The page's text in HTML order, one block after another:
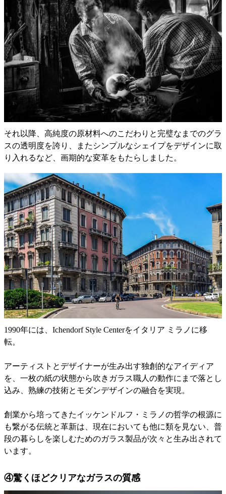
それ以降、高純度の原材料へのこだわりと完璧なまでのグラ
スの透明度を誇り、またシンプルなシェイプをデザインに取
り入れるなど、画期的な変革をもたらしました。
1990年には、Ichendorf Style Centerをイタリア ミラノに移
転。
アーティストとデザイナーが生み出す独創的なアイディア
を、一枚の紙の状態から吹きガラス職人の動作にまで落とし
込み、熟練の技術とモダンデザインの融合を実現。
創業から培ってきたイッケンドルフ・ミラノの哲学の根源に
も繋がる伝統と革新は、現在においても他に類を見ない、普
段の暮らしを楽しむためのガラス製品が次々と生み出されて
います。
④驚くほどクリアなガラスの質感